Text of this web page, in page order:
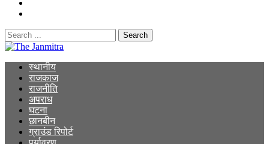
Search
for:
The Janmitra
The Janmitra
स्थानीय
राजकाज
राजनीति
अपराध
घटना
छानबीन
ग्राउंड रिपोर्ट